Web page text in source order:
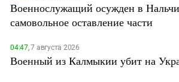
Военнослужащий осужден в
самовольное оставление части
04:47,7 августа 2026
Военный из Калмыкии убит на